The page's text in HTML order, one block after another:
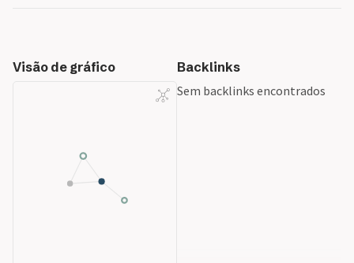
Visão de gráfico
Backlinks
Sem backlinks encontrados